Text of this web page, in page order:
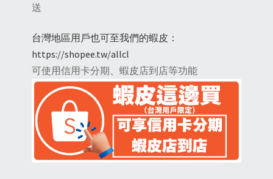
送
台灣地區用戶也可至我們的蝦皮：
https://shopee.tw/allcl
可使用信用卡分期、蝦皮店到店等功能